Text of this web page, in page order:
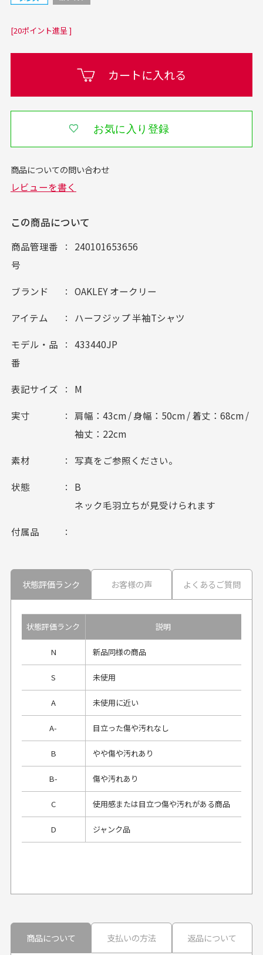
[20ポイント進呈 ]
カートに入れる
お気に入り登録
この商品について
商品管理番
号
240101653656
ブランド OAKLEY オークリー
アイテム ハーフジップ 半袖Tシャツ
モデル・品
番
433440JP
表記サイズ M
実寸
肩幅：43cm / 身幅：50cm / 着丈：68cm /
袖丈：22cm
素材 写真をご参照ください。
状態
B
ネック毛羽立ちが見受けられます
付属品
状態評価ランク お客様の声 よくあるご質問
状態評価ランク 説明
N 新品同様の商品
S 未使用
A 未使用に近い
A- 目立った傷や汚れなし
B やや傷や汚れあり
B- 傷や汚れあり
C 使用感または目立つ傷や汚れがある商品
D ジャンク品
30代男性
商品について 支払いの方法 返品について